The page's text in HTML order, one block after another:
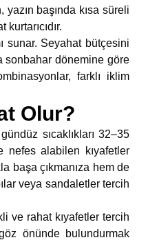
başında kısa süreli
sunar. Seyahat bütçesini
sonbahar dönemine göre
farklı iklim
Olur?
sıcaklıkları 32–35
nefes alabilen kıyafetler
başa çıkmanıza hem de
veya sandaletler tercih
ve rahat kıyafetler tercih
önünde bulundurmak